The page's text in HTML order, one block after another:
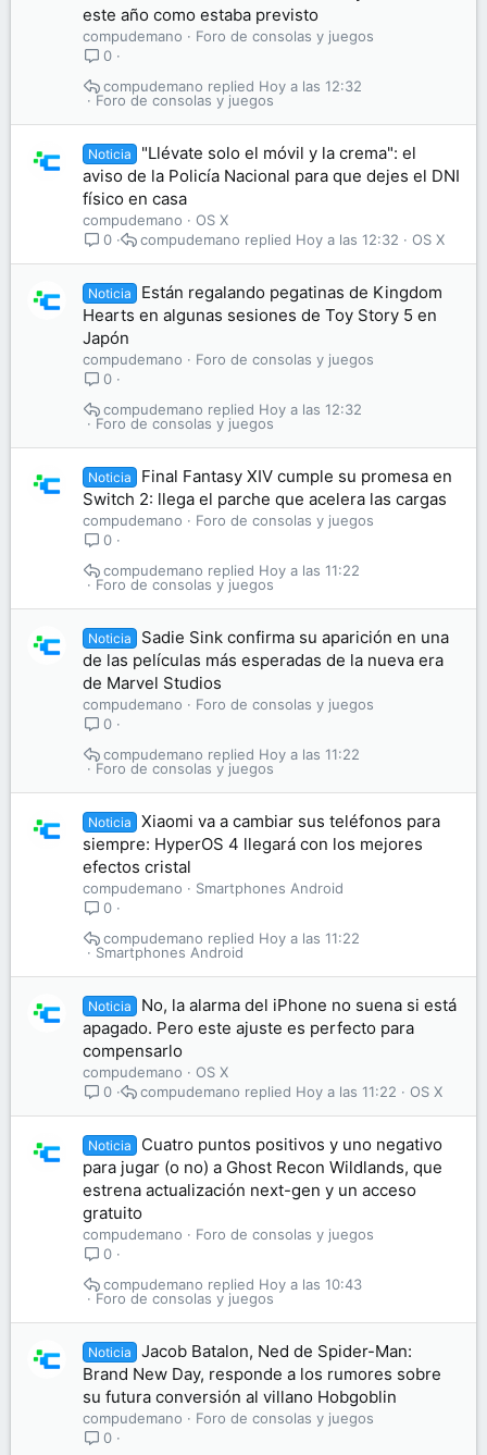
este año como estaba previsto
compudemano
Foro de consolas y juegos
0
Foro de consolas y juegos
Hoy a las 12:32
compudemano
Noticia
"Llévate solo el móvil y la crema": el
aviso de la Policía Nacional para que dejes el DNI
físico en casa
compudemano
OS X
0
OS X
Hoy a las 12:32
compudemano
Noticia
Están regalando pegatinas de Kingdom
Hearts en algunas sesiones de Toy Story 5 en
Japón
compudemano
Foro de consolas y juegos
0
Foro de consolas y juegos
Hoy a las 12:32
compudemano
Noticia
Final Fantasy XIV cumple su promesa en
Switch 2: llega el parche que acelera las cargas
compudemano
Foro de consolas y juegos
0
Foro de consolas y juegos
Hoy a las 11:22
compudemano
Noticia
Sadie Sink confirma su aparición en una
de las películas más esperadas de la nueva era
de Marvel Studios
compudemano
Foro de consolas y juegos
0
Foro de consolas y juegos
Hoy a las 11:22
compudemano
Noticia
Xiaomi va a cambiar sus teléfonos para
siempre: HyperOS 4 llegará con los mejores
efectos cristal
compudemano
Smartphones Android
0
Smartphones Android
Hoy a las 11:22
compudemano
Noticia
No, la alarma del iPhone no suena si está
apagado. Pero este ajuste es perfecto para
compensarlo
compudemano
OS X
0
OS X
Hoy a las 11:22
compudemano
Noticia
Cuatro puntos positivos y uno negativo
para jugar (o no) a Ghost Recon Wildlands, que
estrena actualización next-gen y un acceso
gratuito
compudemano
Foro de consolas y juegos
0
Foro de consolas y juegos
Hoy a las 10:43
compudemano
Noticia
Jacob Batalon, Ned de Spider-Man:
Brand New Day, responde a los rumores sobre
su futura conversión al villano Hobgoblin
compudemano
Foro de consolas y juegos
0